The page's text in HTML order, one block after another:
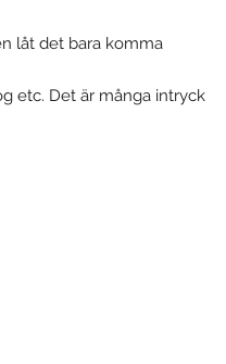
låt det bara komma
etc. Det är många intryck